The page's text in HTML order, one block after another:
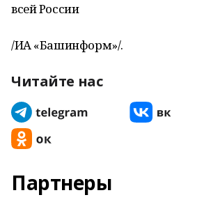
всей России
/ИА «Башинформ»/.
Читайте нас
Партнеры